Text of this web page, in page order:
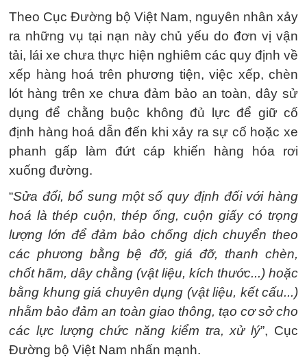
Theo Cục Đường bộ Việt Nam, nguyên nhân xảy
ra những vụ tại nạn này chủ yếu do đơn vị vận
tải, lái xe chưa thực hiện nghiêm các quy định về
xếp hàng hoá trên phương tiện, việc xếp, chèn
lót hàng trên xe chưa đảm bảo an toàn, dây sử
dụng để chằng buộc không đủ lực để giữ cố
định hàng hoá dẫn đến khi xảy ra sự cố hoặc xe
phanh gấp làm đứt cáp khiến hàng hóa rơi
xuống đường.
“Sửa đổi, bổ sung một số quy định đối với hàng
hoá là thép cuộn, thép ống, cuộn giấy có trọng
lượng lớn để đảm bảo chống dịch chuyển theo
các phương bằng bệ đỡ, giá đỡ, thanh chèn,
chốt hãm, dây chằng (vật liệu, kích thước...) hoặc
bằng khung giá chuyên dụng (vật liệu, kết cấu...)
nhằm bảo đảm an toàn giao thông, tạo cơ sở cho
các lực lượng chức năng kiểm tra, xử lý”, Cục
Đường bộ Việt Nam nhấn mạnh.